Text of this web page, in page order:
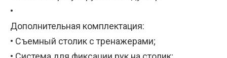
•
Дополнительная комплектация:
• Съемный столик с тренажерами;